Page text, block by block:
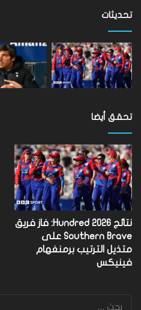
تحديثات
تحقق أيضا
نتائج Hundred 2026: فاز فريق
Southern Brave على
متذيل الترتيب برمنغهام
فينيكس